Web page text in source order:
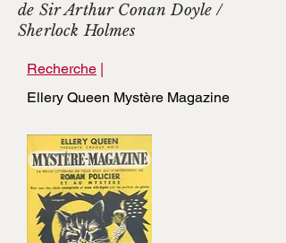
de Sir Arthur Conan Doyle /
Sherlock Holmes
Recherche |
Ellery Queen Mystère Magazine